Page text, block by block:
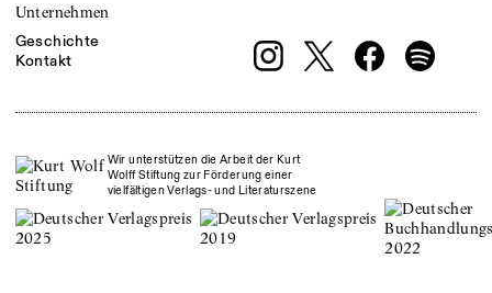
Unternehmen
Geschichte
Kontakt
Wir unterstützen die Arbeit der Kurt
Wolff Stiftung zur Förderung einer
vielfältigen Verlags- und Literaturszene